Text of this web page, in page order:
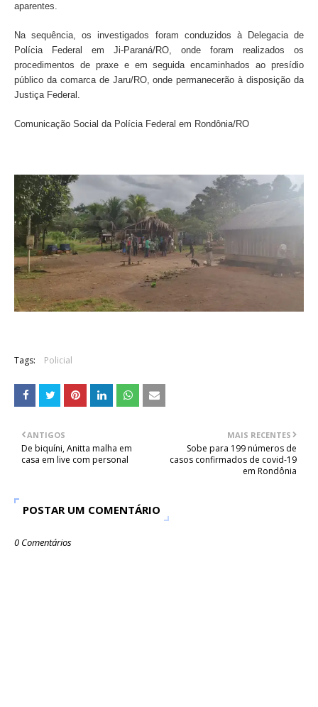
aparentes.
Na sequência, os investigados foram conduzidos à Delegacia de
Polícia Federal em Ji-Paraná/RO, onde foram realizados os
procedimentos de praxe e em seguida encaminhados ao presídio
público da comarca de Jaru/RO, onde permanecerão à disposição da
Justiça Federal.
Comunicação Social da Polícia Federal em Rondônia/RO
Tags: Policial
MAIS RECENTES
Sobe para 199 números de
casos confirmados de covid-19
em Rondônia
ANTIGOS
De biquíni, Anitta malha em
casa em live com personal
POSTAR UM COMENTÁRIO
0 Comentários